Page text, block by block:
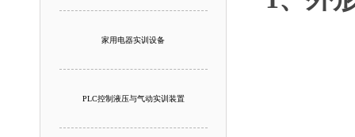
家用电器实训设备
PLC控制液压与气动实训装置